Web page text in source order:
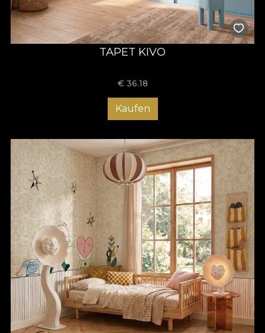
TAPET KIVO
€ 36.18
Kaufen